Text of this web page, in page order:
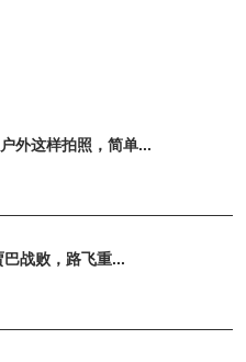
外这样拍照，简单...
战败，路飞重...